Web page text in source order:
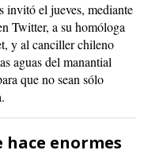
invitó el jueves, mediante
Twitter, a su homóloga
y al canciller chileno
aguas del manantial
que no sean sólo
enormes